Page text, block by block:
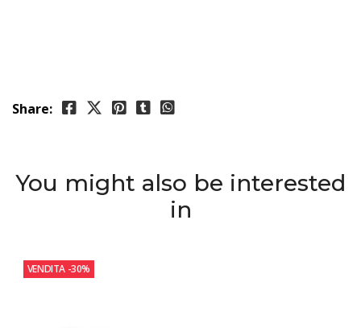
Share:
You might also be interested
in
VENDITA -30%